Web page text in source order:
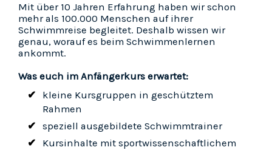
Mit über 10 Jahren Erfahrung haben wir schon
mehr als 100.000 Menschen auf ihrer
Schwimmreise begleitet. Deshalb wissen wir
genau, worauf es beim Schwimmenlernen
ankommt.
Was euch im Anfängerkurs erwartet:
kleine Kursgruppen in geschütztem
Rahmen
speziell ausgebildete Schwimmtrainer
Kursinhalte mit sportwissenschaftlichem